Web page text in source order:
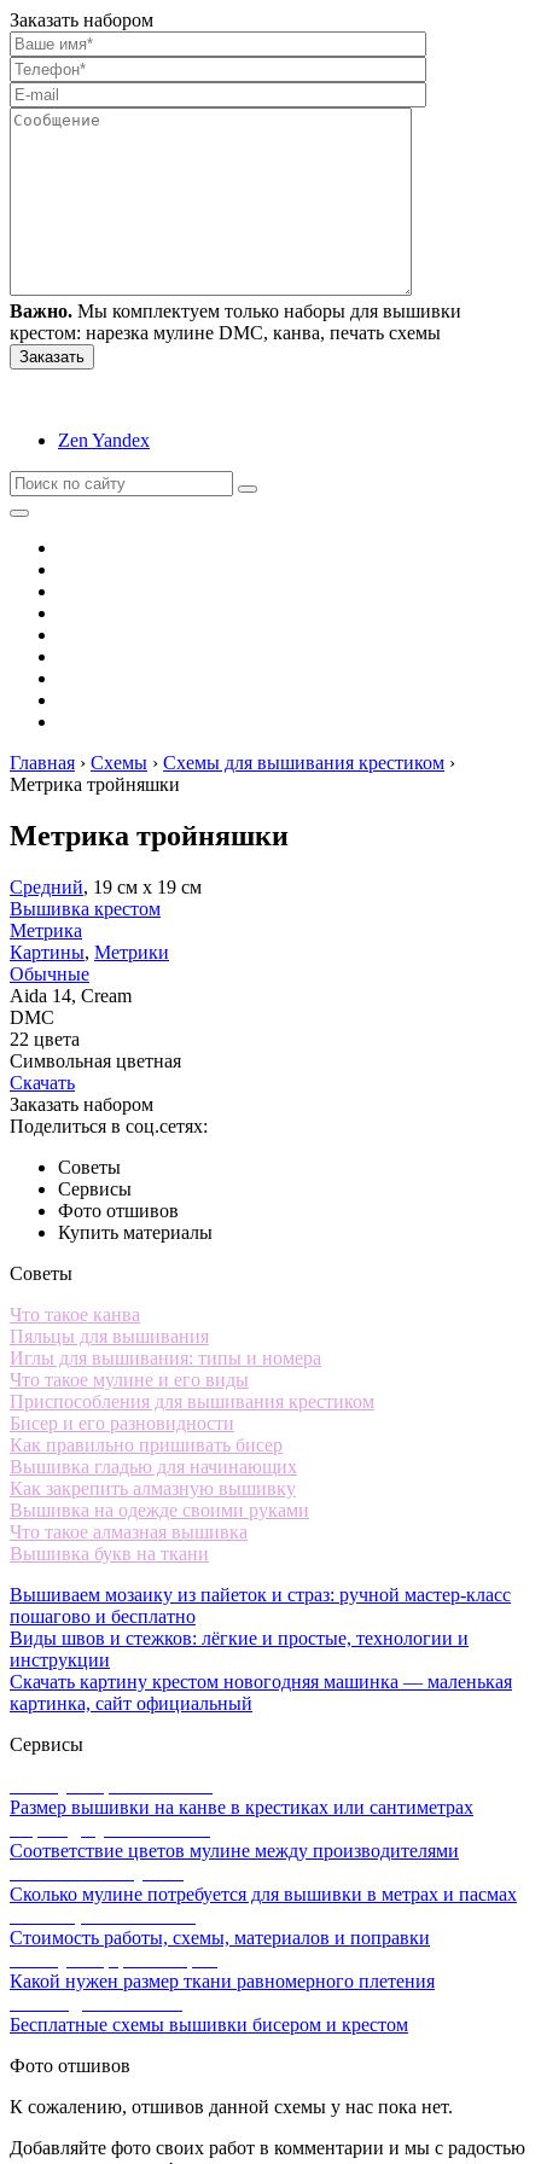
Заказать набором
Важно. Мы комплектуем только наборы для вышивки
крестом: нарезка мулине DMC, канва, печать схемы
Zen Yandex
Главная › Схемы › Схемы для вышивания крестиком ›
Метрика тройняшки
Метрика тройняшки
Средний, 19 см х 19 см
Вышивка крестом
Метрика
Картины, Метрики
Обычные
Aida 14, Cream
DMC
22 цвета
Символьная цветная
Скачать
Заказать набором
Поделиться в соц.сетях:
Советы
Сервисы
Фото отшивов
Купить материалы
Советы
Что такое канва
Пяльцы для вышивания
Иглы для вышивания: типы и номера
Что такое мулине и его виды
Приспособления для вышивания крестиком
Бисер и его разновидности
Как правильно пришивать бисер
Вышивка гладью для начинающих
Как закрепить алмазную вышивку
Вышивка на одежде своими руками
Что такое алмазная вышивка
Вышивка букв на ткани
Вышиваем мозаику из пайеток и страз: ручной мастер-класс
пошагово и бесплатно
Виды швов и стежков: лёгкие и простые, технологии и
инструкции
Скачать картину крестом новогодняя машинка — маленькая
картинка, сайт официальный
Сервисы
Размер вышивки на канве в крестиках или сантиметрах
Соответствие цветов мулине между производителями
Сколько мулине потребуется для вышивки в метрах и пасмах
Стоимость работы, схемы, материалов и поправки
Какой нужен размер ткани равномерного плетения
Бесплатные схемы вышивки бисером и крестом
Фото отшивов
К сожалению, отшивов данной схемы у нас пока нет.
Добавляйте фото своих работ в комментарии и мы с радостью